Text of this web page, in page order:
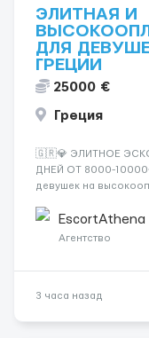
ЭЛИТНАЯ И
ДЛЯ
ГРЕЦИИ
25000 €
Греция
🇬🇷💎 ЭЛИТНОЕ
ДНЕЙ ОТ 8000-
девушек на
хорошие деньги 💶 —
Требования: ✔️
EscortAthena
Агентство
3 часа назад